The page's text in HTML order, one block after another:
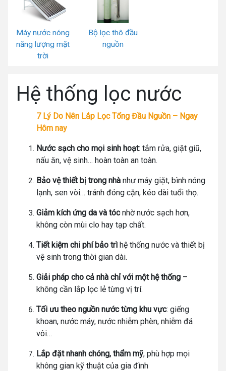
Máy nước nóng
năng lượng mặt
trời
Bộ lọc thô đầu
nguồn
Hệ thống lọc nước
7 Lý Do Nên Lắp Lọc Tổng Đầu Nguồn – Ngay
Hôm nay
Nước sạch cho mọi sinh hoạt: tắm rửa, giặt giũ,
nấu ăn, vệ sinh… hoàn toàn an toàn.
Bảo vệ thiết bị trong nhà như máy giặt, bình nóng
lạnh, sen vòi… tránh đóng cặn, kéo dài tuổi thọ.
Giảm kích ứng da và tócnhờ nước sạch hơn,
không còn mùi clo hay tạp chất.
Tiết kiệm chi phí bảo trì hệ thống nước và thiết bị
vệ sinh trong thời gian dài.
Giải pháp cho cả nhà chỉ với một hệ thống –
không cần lắp lọc lẻ từng vị trí.
Tối ưu theo nguồn nước từng khu vực: giếng
khoan, nước máy, nước nhiễm phèn, nhiễm đá
vôi…
Lắp đặt nhanh chóng, thẩm mỹ, phù hợp mọi
không gian kỹ thuật của gia đình